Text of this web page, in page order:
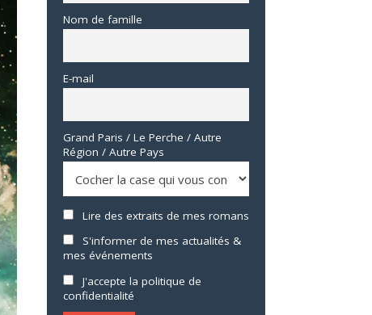
Nom de famille
E-mail
Grand Paris / Le Perche / Autre
Région / Autre Pays
Lire des extraits de mes romans
S'informer de mes actualités &
mes événements
J'accepte la politique de
confidentialité